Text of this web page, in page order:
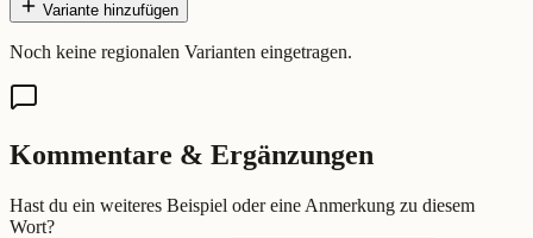
Variante hinzufügen
Noch keine regionalen Varianten eingetragen.
Kommentare & Ergänzungen
Hast du ein weiteres Beispiel oder eine Anmerkung zu diesem
Wort?